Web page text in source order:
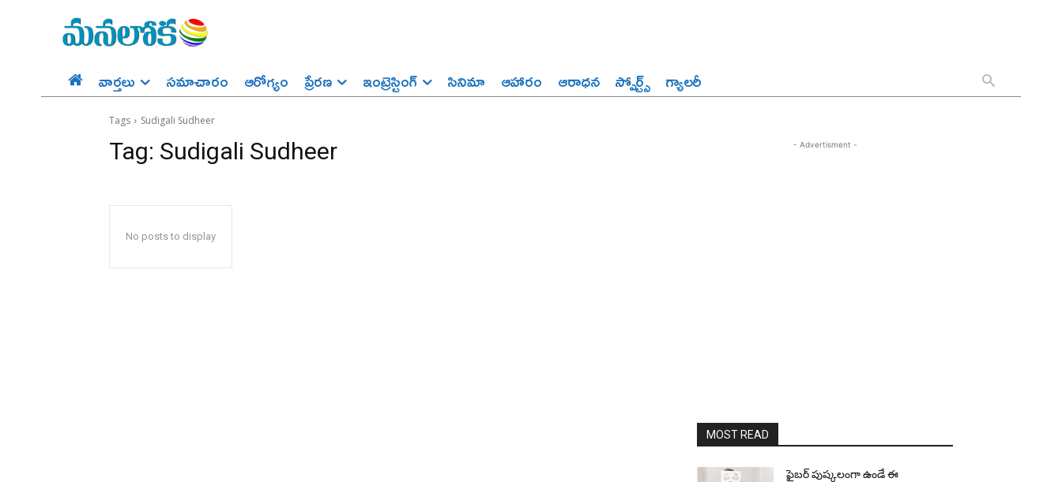
వార్తలు సమాచారం ఆరోగ్యం ప్రేర‌ణ‌ ఇంట్రెస్టింగ్‌ సినిమా ఆహారం ఆరాధన స్పోర్ట్స్‌ గ్యాలరీ
Tags Sudigali Sudheer
Tag: Sudigali Sudheer
No posts to display
- Advertisment -
MOST READ
ఫైబర్‌ పుష్కలంగా ఉండే ఈ